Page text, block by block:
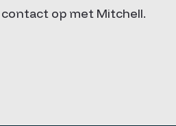
op met Mitchell.